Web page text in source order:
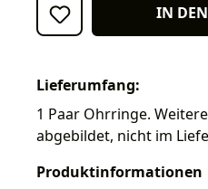
IN
Lieferumfang:
1 Paar Ohrringe.
abgebildet, nicht im
Produktinformationen